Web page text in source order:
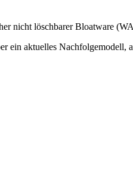
nicht löschbarer Bloatware
ein aktuelles Nachfolgemodell,